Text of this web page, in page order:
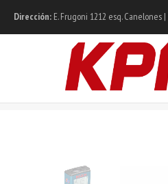
Dirección: E. Frugoni 1212 esq. Canelones